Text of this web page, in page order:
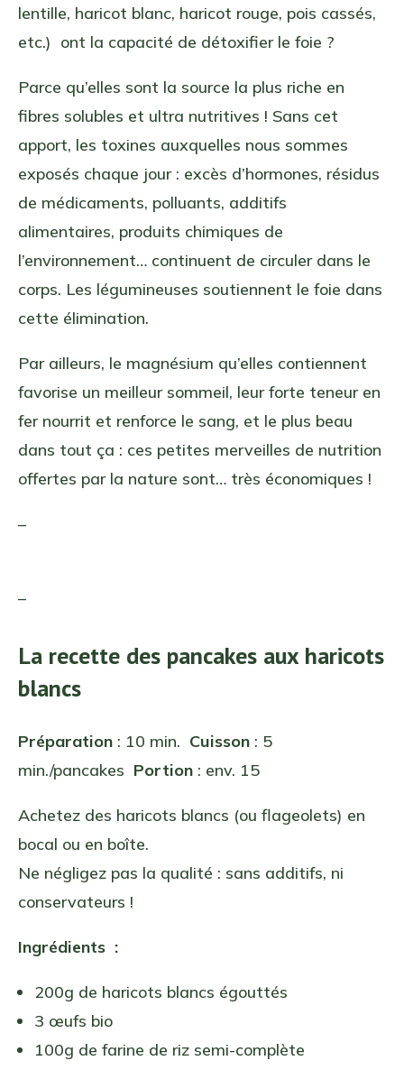
lentille, haricot blanc, haricot rouge, pois cassés,
etc.) ont la capacité de détoxifier le foie ?
Parce qu’elles sont la source la plus riche en
fibres solubles et ultra nutritives ! Sans cet
apport, les toxines auxquelles nous sommes
exposés chaque jour : excès d’hormones, résidus
de médicaments, polluants, additifs
alimentaires, produits chimiques de
l’environnement… continuent de circuler dans le
corps. Les légumineuses soutiennent le foie dans
cette élimination.
Par ailleurs, le magnésium qu’elles contiennent
favorise un meilleur sommeil, leur forte teneur en
fer nourrit et renforce le sang, et le plus beau
dans tout ça : ces petites merveilles de nutrition
offertes par la nature sont… très économiques !
–
–
La recette des pancakes aux haricots
blancs
Préparation : 10 min. Cuisson : 5
min./pancakes Portion : env. 15
Achetez des haricots blancs (ou flageolets) en
bocal ou en boîte.
Ne négligez pas la qualité : sans additifs, ni
conservateurs !
Ingrédients :
200g de haricots blancs égouttés
3 œufs bio
100g de farine de riz semi-complète